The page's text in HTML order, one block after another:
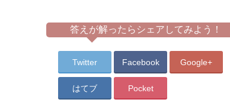
答えが解ったらシェアしてみよう！
Twitter Facebook Google+
はてブ Pocket